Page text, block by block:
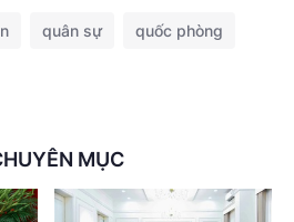
quân sự quốc phòng
MỤC